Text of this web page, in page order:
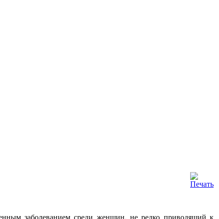
заболеванием среди женщин, не редко приводящий к